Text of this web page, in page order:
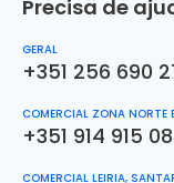
Precisa de
GERAL
+351 256 690
COMERCIAL ZONA NORTE
+351 914 915
COMERCIAL LEIRIA,